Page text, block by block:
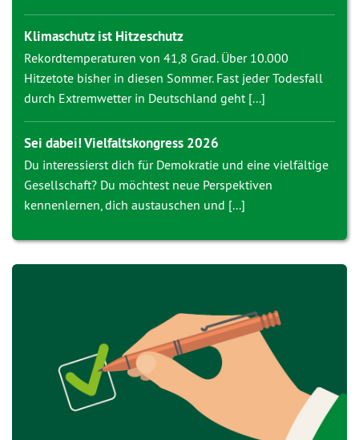
Klimaschutz ist Hitzeschutz
Rekordtemperaturen von 41,8 Grad. Über 10.000
Hitzetote bisher in diesen Sommer. Fast jeder Todesfall
durch Extremwetter in Deutschland geht [...]
Sei dabei! Vielfaltskongress 2026
Du interessierst dich für Demokratie und eine vielfältige
Gesellschaft? Du möchtest neue Perspektiven
kennenlernen, dich austauschen und [...]